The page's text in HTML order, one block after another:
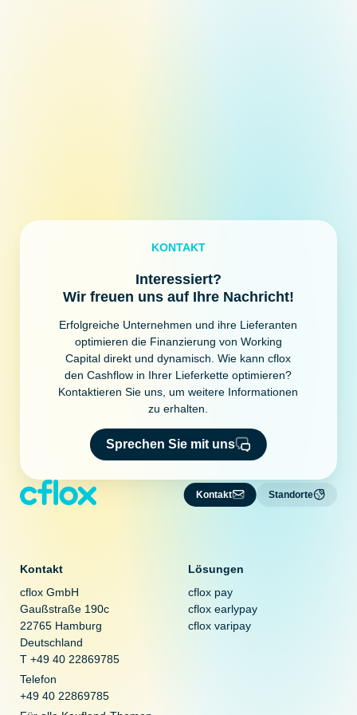
KONTAKT
Interessiert?
Wir freuen uns auf Ihre Nachricht!
Erfolgreiche Unternehmen und ihre Lieferanten
optimieren die Finanzierung von Working
Capital direkt und dynamisch. Wie kann cflox
den Cashflow in Ihrer Lieferkette optimieren?
Kontaktieren Sie uns, um weitere Informationen
zu erhalten.
Sprechen Sie mit uns
Kontakt Standorte
Kontakt
cflox GmbH
Gaußstraße 190c
22765 Hamburg
Deutschland
T +49 40 22869785
Telefon
+49 40 22869785
Lösungen
cflox pay
cflox earlypay
cflox varipay